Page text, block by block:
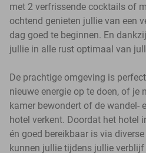
met 2 verfrissende cocktails of
ochtend genieten jullie van een
dag goed te beginnen. En
jullie in alle rust optimaal van
De prachtige omgeving is
nieuwe energie op te doen, of
kamer bewondert of de wandel-
hotel verkent. Doordat het hotel
én goed bereikbaar is via
kunnen jullie tijdens jullie verblijf